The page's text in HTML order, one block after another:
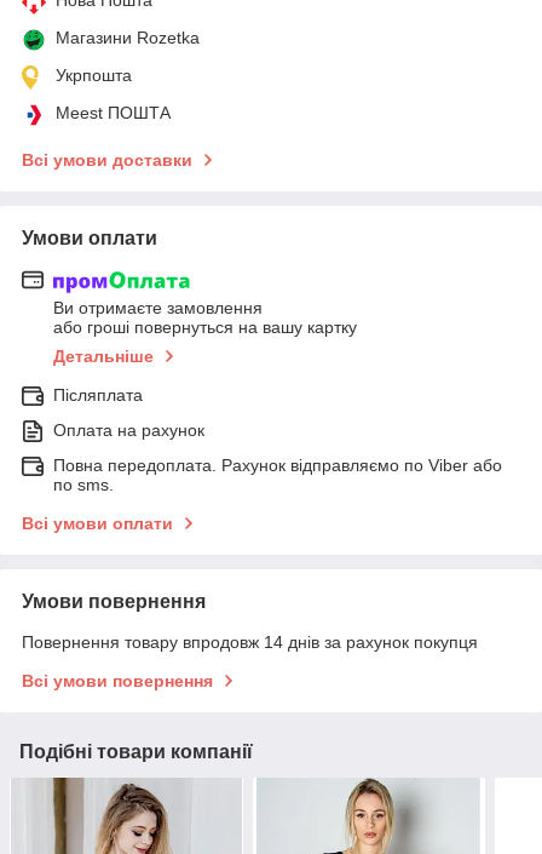
Магазини Rozetka
Укрпошта
Meest ПОШТА
Всі умови доставки
Умови оплати
Ви отримаєте замовлення
або гроші повернуться на вашу картку
Детальніше
Післяплата
Оплата на рахунок
Повна передоплата. Рахунок відправляємо по Viber або
по sms.
Всі умови оплати
Умови повернення
Повернення товару впродовж 14 днів за рахунок покупця
Всі умови повернення
Подібні товари компанії